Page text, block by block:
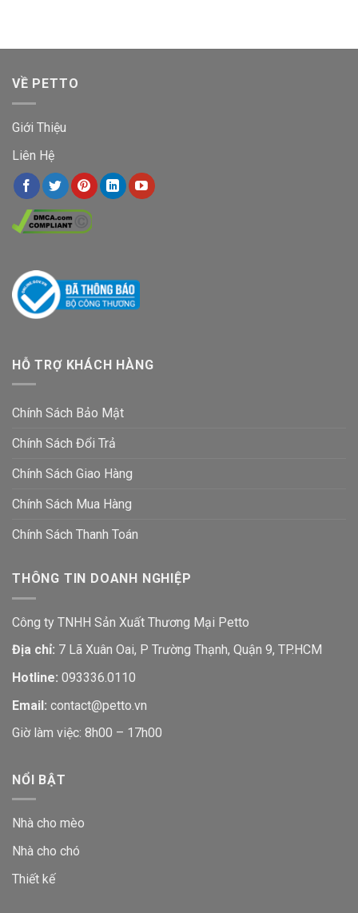
VỀ PETTO
Giới Thiệu
Liên Hệ
HỖ TRỢ KHÁCH HÀNG
Chính Sách Bảo Mật
Chính Sách Đổi Trả
Chính Sách Giao Hàng
Chính Sách Mua Hàng
Chính Sách Thanh Toán
THÔNG TIN DOANH NGHIỆP
Công ty TNHH Sản Xuất Thương Mại Petto
Địa chỉ: 7 Lã Xuân Oai, P Trường Thạnh, Quận 9, TP.HCM
Hotline: 093336.0110
Email: contact@petto.vn
Giờ làm việc: 8h00 – 17h00
NỔI BẬT
Nhà cho mèo
Nhà cho chó
Thiết kế